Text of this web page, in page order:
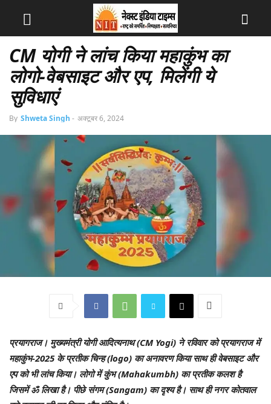
CM योगी ने लांच किया महाकुंभ का
लोगो-वेबसाइट और एप, मिलेंगी ये
सुविधाएं
By Shweta Singh - अक्टूबर 6, 2024
प्रयागराज। मुख्यमंत्री योगी आदित्यनाथ (CM Yogi) ने रविवार को प्रयागराज में
महाकुंभ-2025 के प्रतीक चिन्ह (logo) का अनावरण किया साथ ही वेबसाइट और
एप को भी लांच किया। लोगो में कुंभ (Mahakumbh) का प्रतीक कलश है
जिसमें ॐ लिखा है। पीछे संगम (Sangam) का दृश्य है। साथ ही नगर कोतवाल